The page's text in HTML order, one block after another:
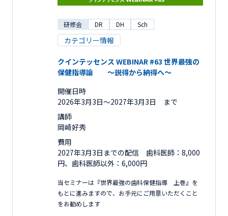
研修会 DR DH Sch
カテゴリー情報
クインテッセンス WEBINAR #63 世界最強の
保健指導論 ～説得から納得へ～
開催日時
2026年3月3日〜2027年3月3日 まで
講師
岡崎好秀
費用
2027年3月3日までの配信 歯科医師：8,000
円、歯科医師以外：6,000円
当セミナーは『世界最強の歯科保健指導 上巻』を
もとに進みますので、お手元にご用意いただくこと
をお勧めします